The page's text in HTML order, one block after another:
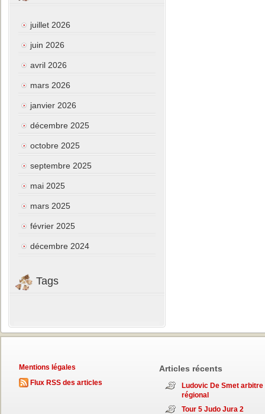
juillet 2026
juin 2026
avril 2026
mars 2026
janvier 2026
décembre 2025
octobre 2025
septembre 2025
mai 2025
mars 2025
février 2025
décembre 2024
Tags
Mentions légales
Flux RSS des articles
Articles récents
Ludovic De Smet arbitre
régional
Tour 5 Judo Jura 2